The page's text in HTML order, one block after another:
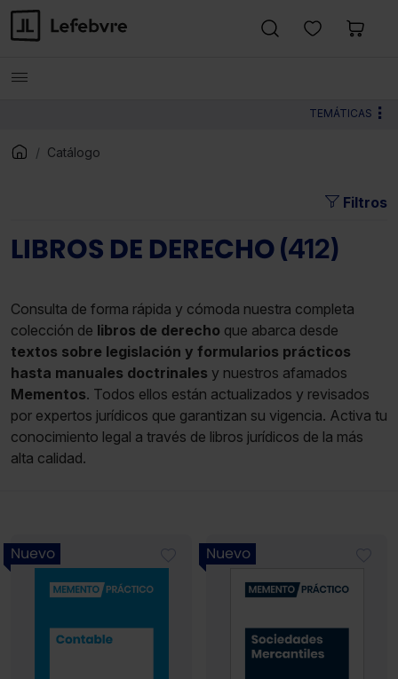
TEMÁTICAS
Catálogo
Filtros
LIBROS DE DERECHO(412)
Consulta de forma rápida y cómoda nuestra completa
colección de libros de derecho que abarca desde
textos sobre legislación y formularios prácticos
hasta manuales doctrinales y nuestros afamados
Mementos. Todos ellos están actualizados y revisados
por expertos jurídicos que garantizan su vigencia. Activa tu
conocimiento legal a través de libros jurídicos de la más
alta calidad.
Nuevo Nuevo